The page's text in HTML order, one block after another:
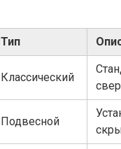
Тип
Классический
Подвесной